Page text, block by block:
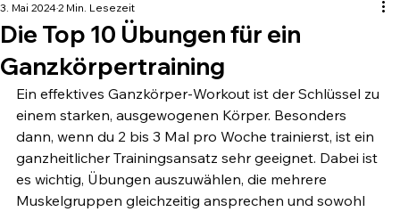
Die Top 10 Übungen für ein
Ganzkörpertraining
3. Mai 20242 Min. Lesezeit
Ein effektives Ganzkörper-Workout ist der Schlüssel zu
einem starken, ausgewogenen Körper. Besonders
dann, wenn du 2 bis 3 Mal pro Woche trainierst, ist ein
ganzheitlicher Trainingsansatz sehr geeignet. Dabei ist
es wichtig, Übungen auszuwählen, die mehrere
Muskelgruppen gleichzeitig ansprechen und sowohl